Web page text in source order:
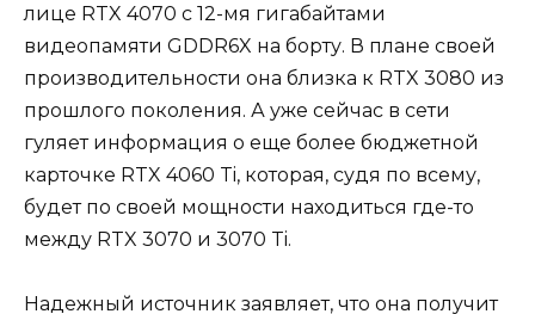
лице RTX 4070 с 12-мя гигабайтами
видеопамяти GDDR6X на борту. В плане своей
производительности она близка к RTX 3080 из
прошлого поколения. А уже сейчас в сети
гуляет информация о еще более бюджетной
карточке RTX 4060 Ti, которая, судя по всему,
будет по своей мощности находиться где-то
между RTX 3070 и 3070 Ti.
Надежный источник заявляет, что она получит